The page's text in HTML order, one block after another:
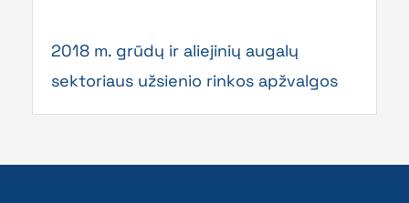
2018 m. grūdų ir aliejinių augalų
sektoriaus užsienio rinkos apžvalgos